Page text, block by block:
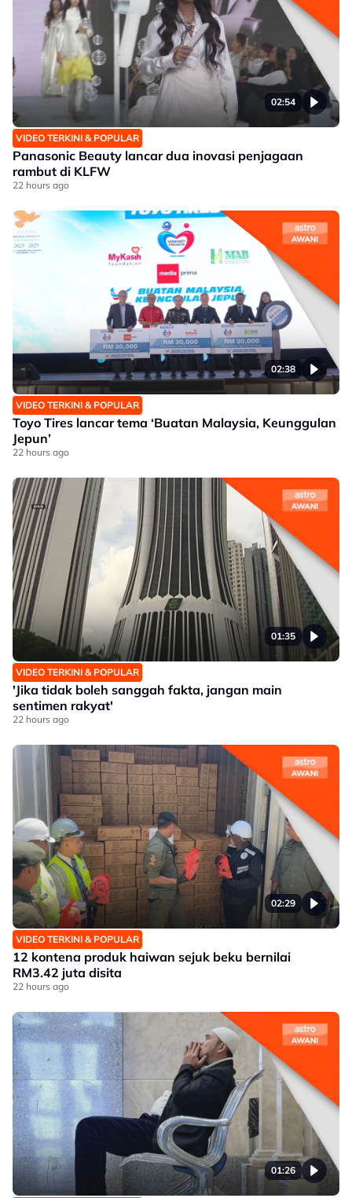
02:54
VIDEO TERKINI & POPULAR
Panasonic Beauty lancar dua inovasi penjagaan
rambut di KLFW
22 hours ago
02:38
VIDEO TERKINI & POPULAR
Toyo Tires lancar tema ‘Buatan Malaysia, Keunggulan
Jepun’
22 hours ago
01:35
VIDEO TERKINI & POPULAR
'Jika tidak boleh sanggah fakta, jangan main
sentimen rakyat'
22 hours ago
02:29
VIDEO TERKINI & POPULAR
12 kontena produk haiwan sejuk beku bernilai
RM3.42 juta disita
22 hours ago
01:26